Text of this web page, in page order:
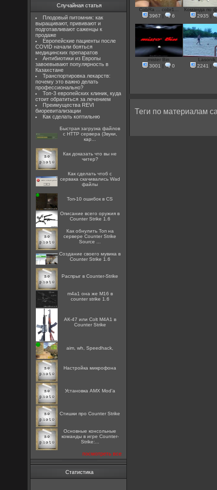
Случайная статья
Плодовый питомник: как
выращивают, прививают и
подготавливают саженцы к
продаже
Европейские пациенты после
COVID начали бояться
медицинских препаратов
Антибиотики из Европы
завоевывают популярность в
Казахстане
Транспортировка лекарств:
почему это важно делать
профессионально?
Топ-3 европейских клиник, куда
стоит обратиться за лечением
Преимущества REVI
биоревитализации
Как сделать коптильню
Быстрая загрузка файлов
с HTTP сервера (Звуки,
кар...
Как доказать что вы не
читер?
Как сделать чтоб с
сервака скачивались Wad
файлы
Топ-10 ошибок в CS
Описание всего оружия в
Counter Strike 1.6
Как обнулить Топ на
сервере Counter Strike
Source ...
Создание своего мувика в
Counter Strike 1.6
Распрыг в Counter-Strike
m4a1 она же M16 в
counter strike 1.6
АК-47 или Colt M4A1 в
Counter Strike
aim, wh, Speedhack,
Настройка микрофона
Установка AMX Mod'a
Стишки про Counter Strike
Основные консольные
команды в игре Counter-
Strike:...
посмотреть все
Статистика
CobRa ... cobr1...
3967
| 6
Команда по
2935
|
mister Bin
3001
| 0
Lasonik
2241
|
Теги по материалам